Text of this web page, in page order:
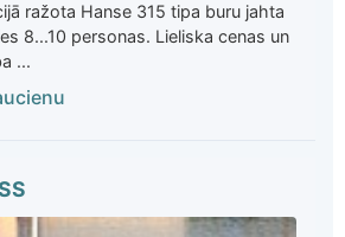
ražota Hanse 315 tipa buru jahta
8...10 personas. Lieliska cenas un
...